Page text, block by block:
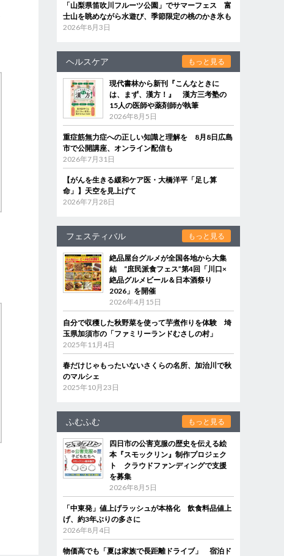
「山梨県笛吹川フルーツ公園」でサマーフェス 富
士山を眺めながら水遊び、季節限定の桃のかき氷も
2026年8月3日
ヘルスケア もっと見る
現代書林から新刊『こんなときに
は、まず、漢方！』 漢方三考塾の
15人の医師や薬剤師が執筆
2026年8月5日
重症筋無力症への正しい知識と理解を 8月8日広島
市で公開講座、オンライン配信も
2026年7月31日
【がんを生きる緩和ケア医・大橋洋平「足し算
命」】天空を見上げて
2026年7月28日
フェスティバル もっと見る
絶品屋台グルメが全国各地から大集
結 “庶民派食フェス”第4回「川口×
絶品グルメビール＆日本酒祭り
2026」を開催
2026年4月15日
自分で収穫した秋野菜を使って芋煮作りを体験 埼
玉県加須市の「ファミリーランドむさしの村」
2025年11月4日
春だけじゃもったいないさくらの名所、加治川で秋
のマルシェ
2025年10月23日
ふむふむ もっと見る
四日市の公害克服の歴史を伝える絵
本『スモックリン』制作プロジェク
ト クラウドファンディングで支援
を募集
2026年8月5日
「中東発」値上げラッシュが本格化 飲食料品値上
げ、約3年ぶりの多さに
2026年8月4日
物価高でも「夏は家族で長距離ドライブ」 宿泊ド